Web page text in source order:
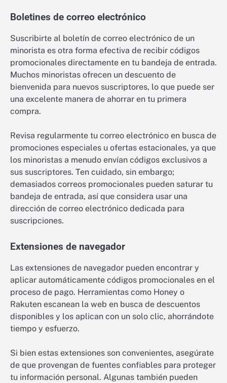
Boletines de correo electrónico
Suscribirte al boletín de correo electrónico de un
minorista es otra forma efectiva de recibir códigos
promocionales directamente en tu bandeja de entrada.
Muchos minoristas ofrecen un descuento de
bienvenida para nuevos suscriptores, lo que puede ser
una excelente manera de ahorrar en tu primera
compra.
Revisa regularmente tu correo electrónico en busca de
promociones especiales u ofertas estacionales, ya que
los minoristas a menudo envían códigos exclusivos a
sus suscriptores. Ten cuidado, sin embargo;
demasiados correos promocionales pueden saturar tu
bandeja de entrada, así que considera usar una
dirección de correo electrónico dedicada para
suscripciones.
Extensiones de navegador
Las extensiones de navegador pueden encontrar y
aplicar automáticamente códigos promocionales en el
proceso de pago. Herramientas como Honey o
Rakuten escanean la web en busca de descuentos
disponibles y los aplican con un solo clic, ahorrándote
tiempo y esfuerzo.
Si bien estas extensiones son convenientes, asegúrate
de que provengan de fuentes confiables para proteger
tu información personal. Algunas también pueden